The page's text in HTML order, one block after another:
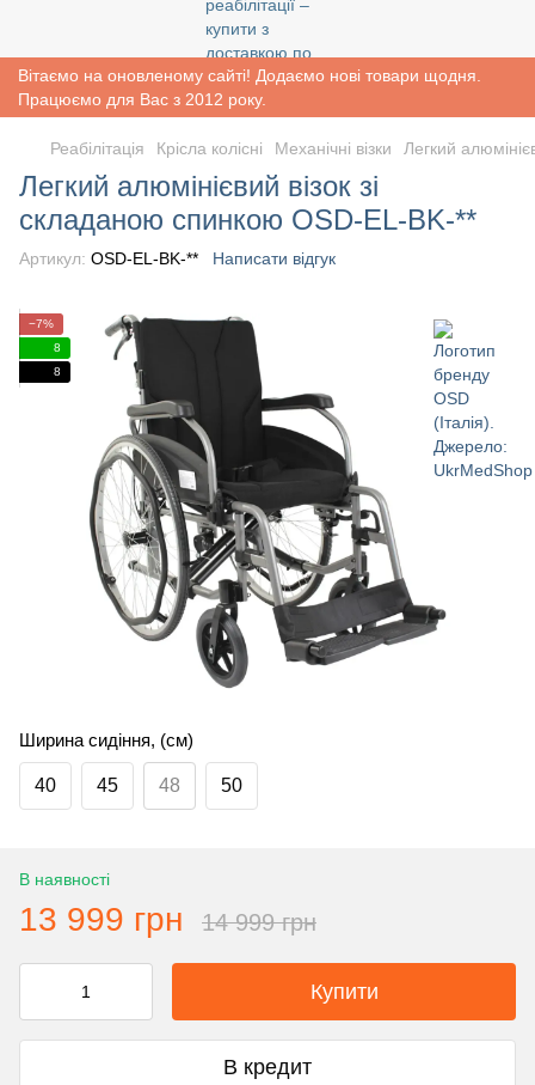
Вітаємо на оновленому сайті! Додаємо нові товари щодня.
Працюємо для Вас з 2012 року.
Реабiлiтацiя Крісла колісні Механічні візки Легкий
Легкий алюмінієвий візок зі
складаною спинкою OSD-EL-BK-**
Артикул: OSD-EL-BK-** Написати відгук
−7%
8
8
Ширина сидіння, (см)
40 45 48 50
В наявності
13 999 грн 14 999 грн
Купити
В кредит